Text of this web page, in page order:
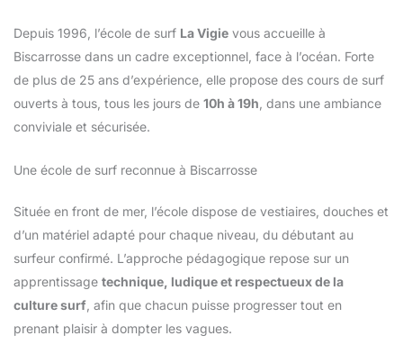
Depuis 1996, l’école de surf La Vigie vous accueille à
Biscarrosse dans un cadre exceptionnel, face à l’océan. Forte
de plus de 25 ans d’expérience, elle propose des cours de surf
ouverts à tous, tous les jours de 10h à 19h , dans une ambiance
conviviale et sécurisée.
Une école de surf reconnue à Biscarrosse
Située en front de mer, l’école dispose de vestiaires, douches et
d’un matériel adapté pour chaque niveau, du débutant au
surfeur confirmé. L’approche pédagogique repose sur un
apprentissage technique, ludique et respectueux de la
culture surf , afin que chacun puisse progresser tout en
prenant plaisir à dompter les vagues.